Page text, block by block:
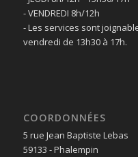
- VENDREDI 8h/12h
- Les services sont
vendredi de 13h30 à 17h.
COORDONNÉES
5 rue Jean Baptiste Lebas
59133 - Phalempin